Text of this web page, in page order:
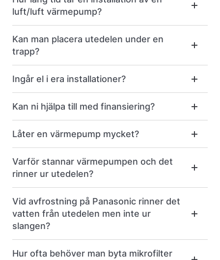
luft/luft värmepump?
Kan man placera utedelen under en
trapp?
Ingår el i era installationer?
Kan ni hjälpa till med finansiering?
Låter en värmepump mycket?
Varför stannar värmepumpen och det
rinner ur utedelen?
Vid avfrostning på Panasonic rinner det
vatten från utedelen men inte ur
slangen?
Hur ofta behöver man byta mikrofilter